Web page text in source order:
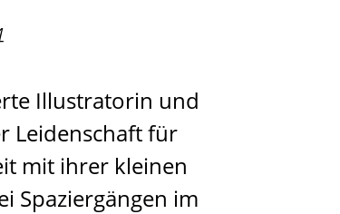
Illustratorin und
Leidenschaft für
mit ihrer kleinen
Spaziergängen im